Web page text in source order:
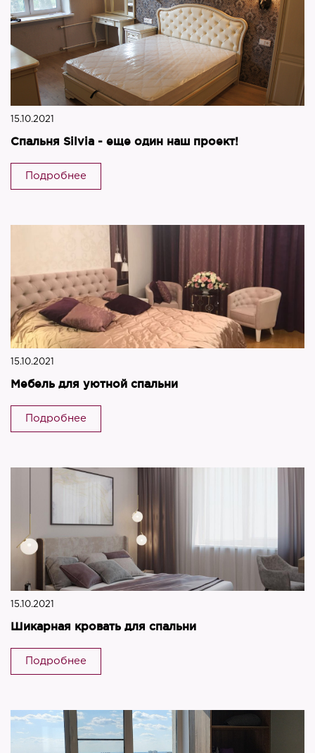
15.10.2021
Спальня Silvia - еще один наш проект!
Подробнее
15.10.2021
Мебель для уютной спальни
Подробнее
15.10.2021
Шикарная кровать для спальни
Подробнее